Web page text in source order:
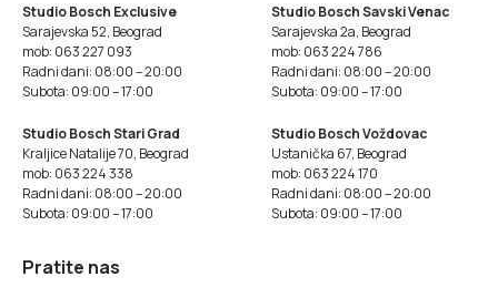
Studio Bosch Exclusive
Sarajevska 52, Beograd
mob: 063 227 093
Radni dani: 08:00 – 20:00
Subota: 09:00 – 17:00
Studio Bosch Savski Venac
Sarajevska 2a, Beograd
mob: 063 224 786
Radni dani: 08:00 – 20:00
Subota: 09:00 – 17:00
Studio Bosch Stari Grad
Kraljice Natalije 70, Beograd
mob: 063 224 338
Radni dani: 08:00 – 20:00
Subota: 09:00 – 17:00
Studio Bosch Voždovac
Ustanička 67, Beograd
mob: 063 224 170
Radni dani: 08:00 – 20:00
Subota: 09:00 – 17:00
Pratite nas